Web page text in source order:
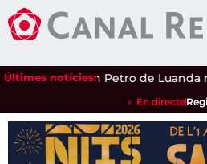
Últimes notícies:
contra un Petro de Luanda molt
En directe